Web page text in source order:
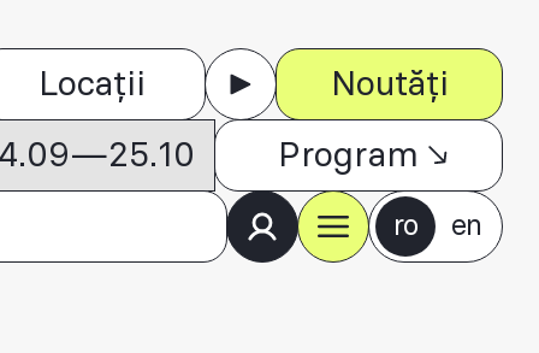
Locații Noutăți
Program
ro en